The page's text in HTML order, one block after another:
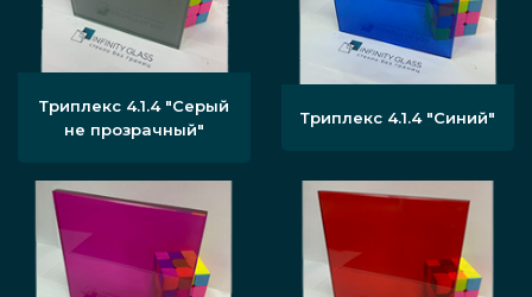
Триплекс 4.1.4 "Серый
не прозрачный"
Триплекс 4.1.4 "Синий"